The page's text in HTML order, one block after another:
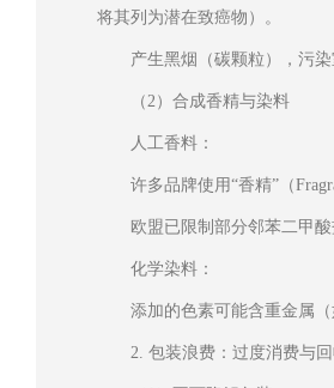
将其列为潜在致癌物）。
产生黑烟（碳颗粒），污染
（2）合成香精与染料
人工香料：
许多品牌使用“香精”（
欧盟已限制部分邻苯二甲
化学染料：
添加的色素可能含重金属
2. 包装浪费：过度消费与